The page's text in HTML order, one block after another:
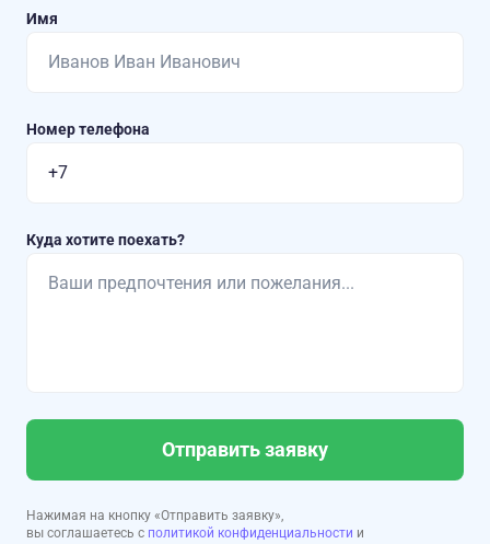
Имя
Номер телефона
Куда хотите поехать?
Отправить заявку
Нажимая на кнопку «Отправить заявку»,
вы соглашаетесь с политикой конфиденциальности и